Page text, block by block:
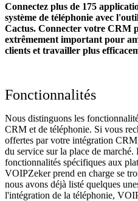
Connectez plus de 175
système de téléphonie avec
Cactus. Connecter votre CRM
extrêmement important pour
clients et travailler plus
Fonctionnalités
Nous distinguons les
CRM et de téléphonie. Si vous
offertes par votre intégration
du service sur la place de marché.
fonctionnalités spécifiques aux
VOIPZeker prend en charge se
nous avons déjà listé quelques
l'intégration de la téléphonie,